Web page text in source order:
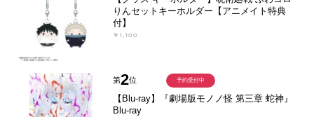
りんセットキーホルダー【アニメイト特典
付】
￥1,100
第2位
【Blu-ray】『劇場版モノノ怪 第三章 蛇神』
Blu-ray
予約受付中